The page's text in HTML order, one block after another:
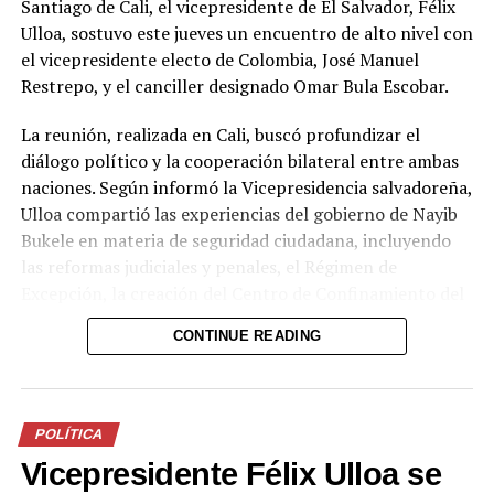
Relacionado
Militantes del FMLN en
Nahuizalco y Moncagua
niegan irregularidades en el
proceso electoral y solicitan
que se respeten los
resultados
FMLN habilita el voto en el
Exterior para sus elecciones
internas
27 mayo, 2018
En «Política»
municipio que rechaza
Santiago de Cali, el vicepresidente de El Salvador, Félix
Ulloa, sostuvo este jueves un encuentro de alto nivel con
el vicepresidente electo de Colombia, José Manuel
Restrepo, y el canciller designado Omar Bula Escobar.
La reunión, realizada en Cali, buscó profundizar el
diálogo político y la cooperación bilateral entre ambas
naciones. Según informó la Vicepresidencia salvadoreña,
Ulloa compartió las experiencias del gobierno de Nayib
Bukele en materia de seguridad ciudadana, incluyendo
las reformas judiciales y penales, el Régimen de
Terrorismo (CECOT), el Plan Cero Ocio y otras medidas
que han permitido recuperar la paz y posicionar a El
Por el lado colombiano, Restrepo destacó el intercambio
sobre estrategias contra la extorsión y las reformas al
CONTINUE READING
POLÍTICA
Vicepresidente Félix Ulloa se